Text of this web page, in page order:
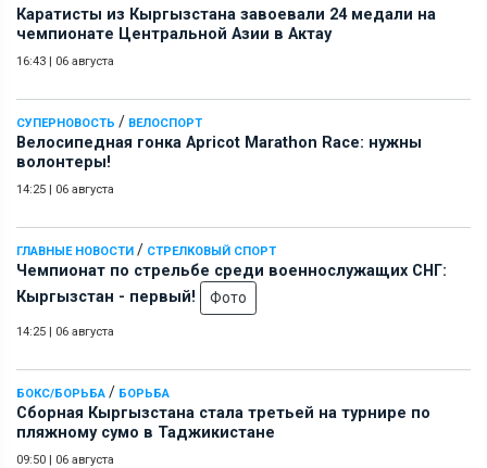
Каратисты из Кыргызстана завоевали 24 медали на
чемпионате Центральной Азии в Актау
16:43 | 06 августа
СУПЕРНОВОСТЬ / ВЕЛОСПОРТ
Велосипедная гонка Apricot Marathon Race: нужны
волонтеры!
14:25 | 06 августа
ГЛАВНЫЕ НОВОСТИ / СТРЕЛКОВЫЙ СПОРТ
Чемпионат по стрельбе среди военнослужащих СНГ:
Кыргызстан - первый!
Фото
14:25 | 06 августа
БОКС/БОРЬБА / БОРЬБА
Сборная Кыргызстана стала третьей на турнире по
пляжному сумо в Таджикистане
09:50 | 06 августа